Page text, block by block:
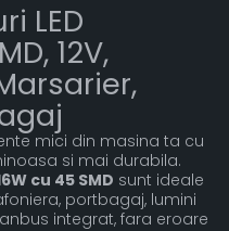
LED
12V,
mici din masina ta cu
si mai durabila.
cu 45 SMD sunt ideale
portbagaj, lumini
integrat, fara eroare